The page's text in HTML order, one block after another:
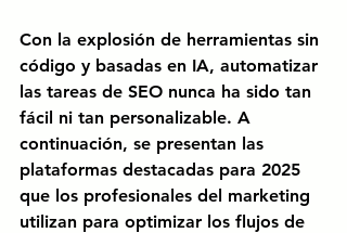
Con la explosión de herramientas sin
código y basadas en IA, automatizar
las tareas de SEO nunca ha sido tan
fácil ni tan personalizable. A
continuación, se presentan las
plataformas destacadas para 2025
que los profesionales del marketing
utilizan para optimizar los flujos de